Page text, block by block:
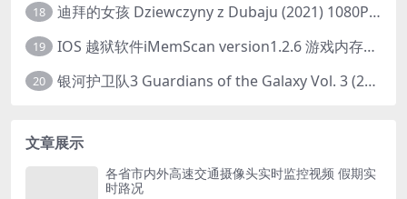
18 迪拜的女孩 Dziewczyny z Dubaju (2021) 1080P 中字
19 IOS 越狱软件iMemScan version1.2.6 游戏内存修改器
20 银河护卫队3 Guardians of the Galaxy Vol. 3 (2023)4K高清资源1080p只分享精品
文章展示
各省市内外高速交通摄像头实时监控视频 假期实
时路况